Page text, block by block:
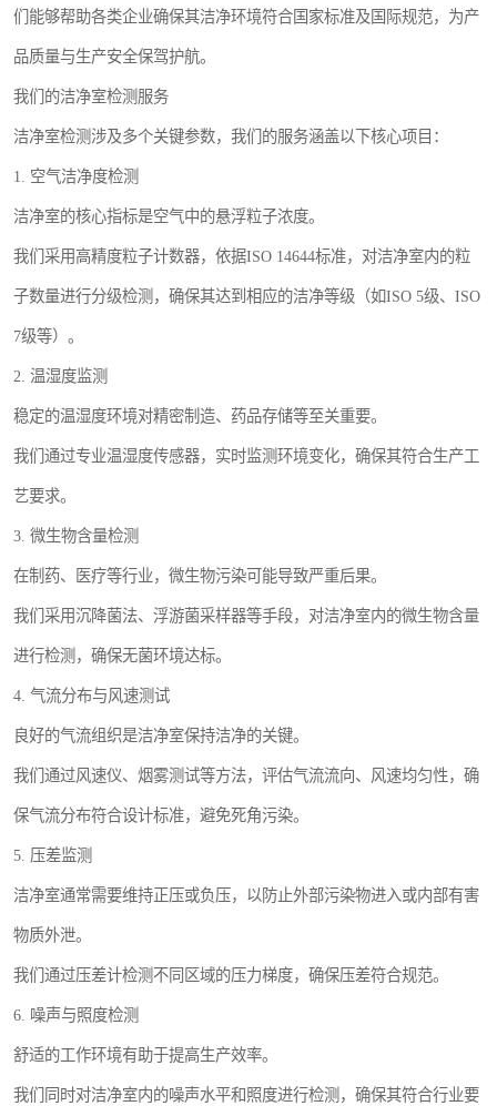
们能够帮助各类企业确保其洁净环境符合国家标准及国际规范，为产
品质量与生产安全保驾护航。
我们的洁净室检测服务
洁净室检测涉及多个关键参数，我们的服务涵盖以下核心项目：
1. 空气洁净度检测
洁净室的核心指标是空气中的悬浮粒子浓度。
我们采用高精度粒子计数器，依据ISO 14644标准，对洁净室内的粒
子数量进行分级检测，确保其达到相应的洁净等级（如ISO 5级、ISO
7级等）。
2. 温湿度监测
稳定的温湿度环境对精密制造、药品存储等至关重要。
我们通过专业温湿度传感器，实时监测环境变化，确保其符合生产工
艺要求。
3. 微生物含量检测
在制药、医疗等行业，微生物污染可能导致严重后果。
我们采用沉降菌法、浮游菌采样器等手段，对洁净室内的微生物含量
进行检测，确保无菌环境达标。
4. 气流分布与风速测试
良好的气流组织是洁净室保持洁净的关键。
我们通过风速仪、烟雾测试等方法，评估气流流向、风速均匀性，确
保气流分布符合设计标准，避免死角污染。
5. 压差监测
洁净室通常需要维持正压或负压，以防止外部污染物进入或内部有害
物质外泄。
我们通过压差计检测不同区域的压力梯度，确保压差符合规范。
6. 噪声与照度检测
舒适的工作环境有助于提高生产效率。
我们同时对洁净室内的噪声水平和照度进行检测，确保其符合行业要